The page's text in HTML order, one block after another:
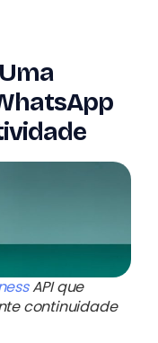
API que
continuidade